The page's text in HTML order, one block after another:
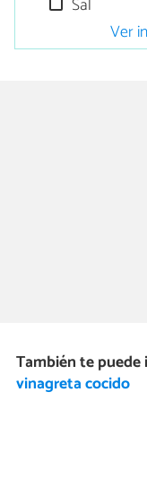
Sal
Ver
También te puede
vinagreta cocido